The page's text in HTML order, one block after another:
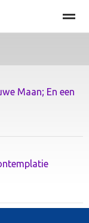
Zoeken
Maan; En een